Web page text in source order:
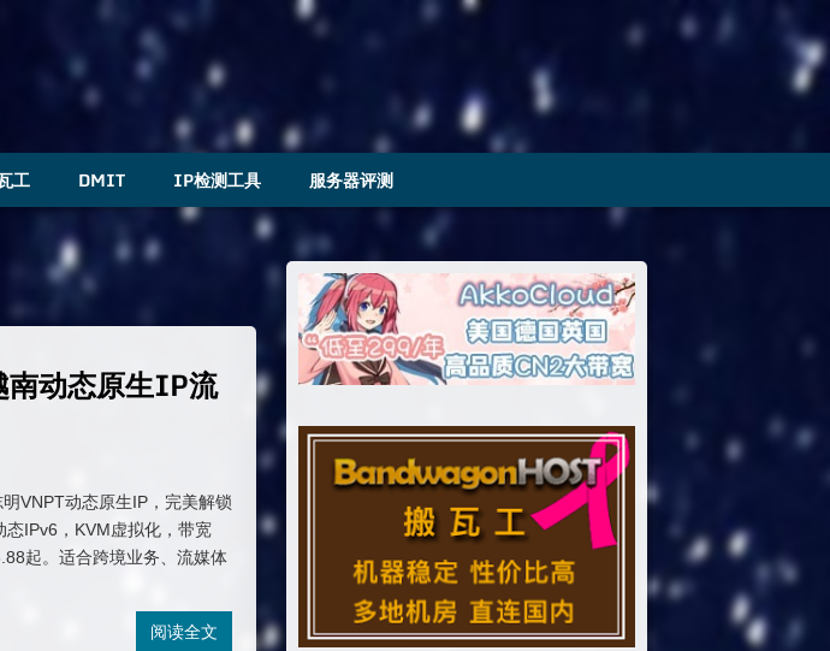
工 DMIT IP检测工具 服务器评测
动态原生IP流
VNPT动态原生IP，完美解锁
IPv6，KVM虚拟化，带宽
起。适合跨境业务、流媒体
阅读全文